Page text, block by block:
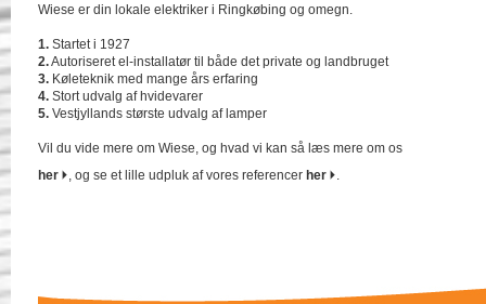
Wiese er din lokale elektriker i Ringkøbing og omegn.
1. Startet i 1927
2.Autoriseret el-installatør til både det private og landbruget
3. Køleteknik med mange års erfaring
4. Stort udvalg af hvidevarer
5. Vestjyllands største udvalg af lamper
Vil du vide mere om Wiese, og hvad vi kan så læs mere om os
her
, og se et lille udpluk af vores referencer her .